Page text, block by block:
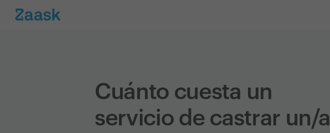
Cuánto cuesta un
servicio de castrar un/a